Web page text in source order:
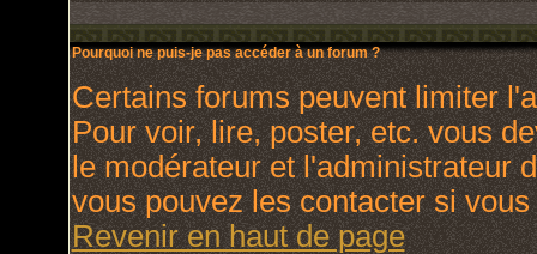
Pourquoi ne puis-je pas accéder à un forum ?
Certains forums peuvent limiter
Pour voir, lire, poster, etc. vous
le modérateur et l'administrateur
vous pouvez les contacter si
Revenir en haut de page